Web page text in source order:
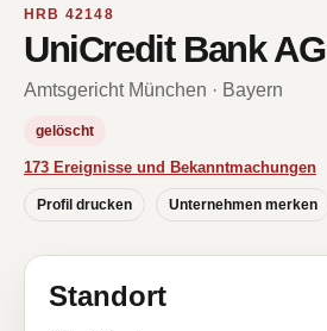
HRB 42148
UniCredit Bank AG
Amtsgericht München · Bayern
gelöscht
173 Ereignisse und Bekanntmachungen
Profil drucken Unternehmen merken
Standort